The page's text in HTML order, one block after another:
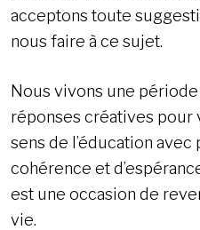
acceptons toute
nous faire à ce sujet.
Nous vivons une
réponses créatives
sens de l’éducation
cohérence et
est une occasion de
vie.